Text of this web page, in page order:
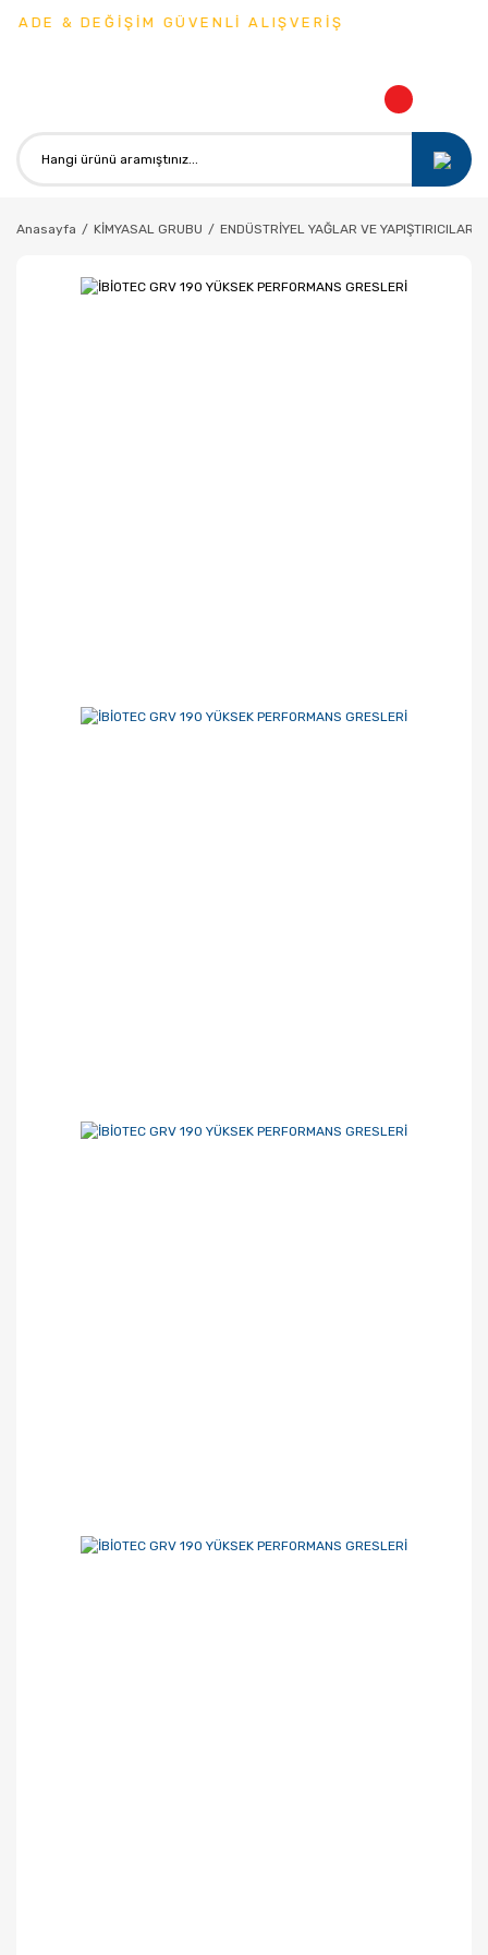
& DEĞİŞİM GÜVENLİ ALIŞVERİŞ
Anasayfa KİMYASAL GRUBU ENDÜSTRİYEL YAĞLAR VE YAPIŞTIRICILAR